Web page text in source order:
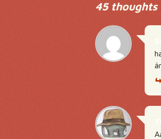
45 thoughts